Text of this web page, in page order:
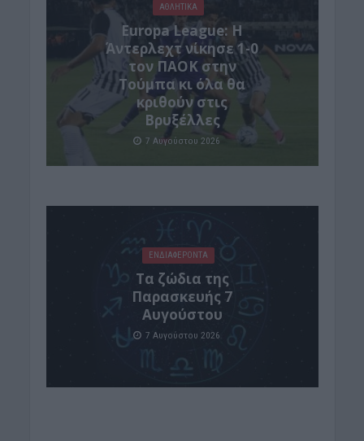
ΑΘΛΗΤΙΚΑ
Europa League: Η
Άντερλεχτ νίκησε 1-0
τον ΠΑΟΚ στην
Τούμπα κι όλα θα
κριθούν στις
Βρυξέλλες
7 Αυγούστου 2026
ΕΝΔΙΑΦΕΡΟΝΤΑ
Tα ζώδια της
Παρασκευής 7
Αυγούστου
7 Αυγούστου 2026